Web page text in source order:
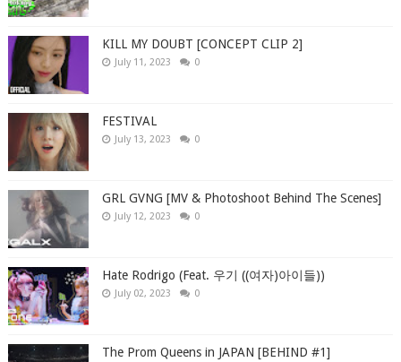
KILL MY DOUBT [CONCEPT CLIP 2]
July 11, 2023 0
FESTIVAL
July 13, 2023 0
GRL GVNG [MV & Photoshoot Behind The Scenes]
July 12, 2023 0
Hate Rodrigo (Feat. 우기 ((여자)아이들))
July 02, 2023 0
The Prom Queens in JAPAN [BEHIND #1]